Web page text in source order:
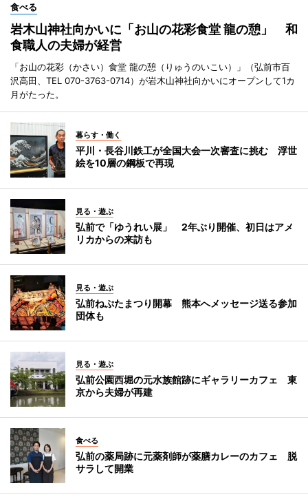
食べる
岩木山神社向かいに「お山の花彩食堂 龍の憩」 和
食職人の夫婦が経営
「お山の花彩（かさい）食堂 龍の憩（りゅうのいこい）」（弘前市百
沢高田、TEL 070-3763-0714）が岩木山神社向かいにオープンして1カ
月がたった。
暮らす・働く
平川・長谷川鉄工が全国大会一次審査に挑む 浮世
絵を10層の鋼板で再現
見る・遊ぶ
弘前で「ゆうれい展」 2年ぶり開催、初日はアメ
リカからの来訪も
見る・遊ぶ
弘前ねぷたまつり開幕 熊本へメッセージ送る参加
団体も
見る・遊ぶ
弘前公園西堀の元水族館跡にギャラリーカフェ 東
京から夫婦が再建
食べる
弘前の薬局跡に元薬剤師が薬膳カレーのカフェ 脱
サラして開業